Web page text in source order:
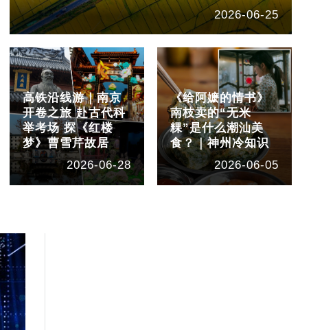
2026-06-25
高铁沿线游｜南京
开卷之旅 赴古代科
举考场 探《红楼
梦》曹雪芹故居
2026-06-28
《给阿嬷的情书》
南枝卖的“无米
粿”是什么潮汕美
食？｜神州冷知识
2026-06-05